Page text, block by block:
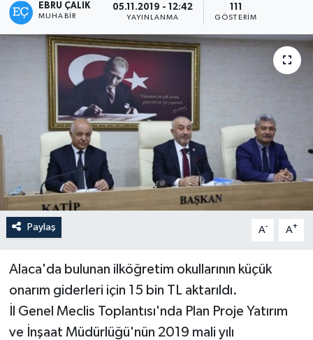
EBRU ÇALIK
MUHABIR
05.11.2019 - 12:42
YAYINLANMA GÖSTERIM
Paylaş A- A+
Alaca'da bulunan ilköğretim okullarının küçük
onarım giderleri için 15 bin TL aktarıldı.
İl Genel Meclis Toplantısı'nda Plan Proje Yatırım
ve İnşaat Müdürlüğü'nün 2019 mali yılı